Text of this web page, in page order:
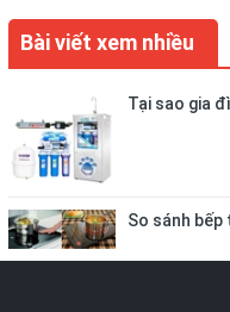
Bài viết xem nhiều
Tại sao gia
So sánh bếp